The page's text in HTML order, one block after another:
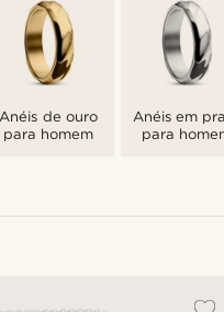
Anéis de ouro
para homem
Anéis em
para